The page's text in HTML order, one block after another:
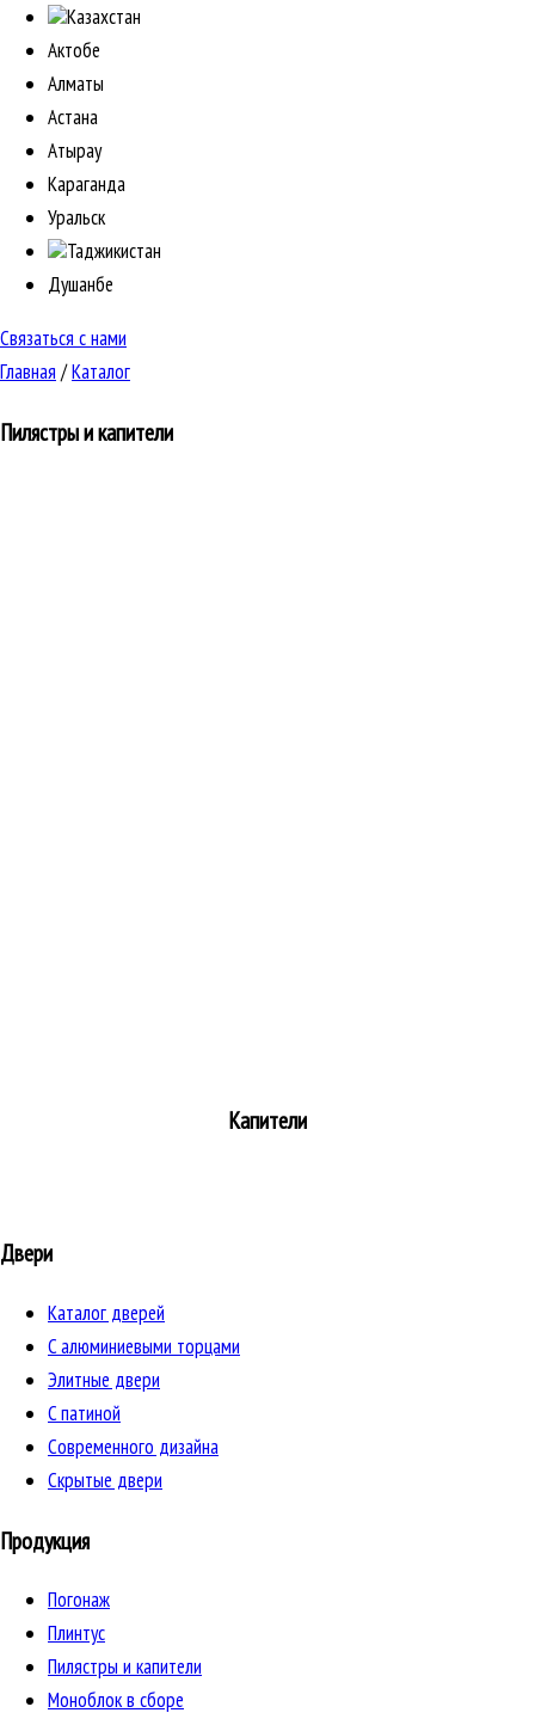
Казахстан
Актобе
Алматы
Астана
Атырау
Караганда
Уральск
Таджикистан
Душанбе
Связаться с нами
Главная /Каталог
Пилястры и капители
Капители
Двери
Каталог дверей
C алюминиевыми торцами
Элитные двери
C патиной
Cовременного дизайна
Скрытые двери
Продукция
Погонаж
Плинтус
Пилястры и капители
Моноблок в сборе